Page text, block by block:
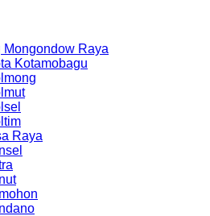
Mongondow Raya
Kotamobagu
Raya